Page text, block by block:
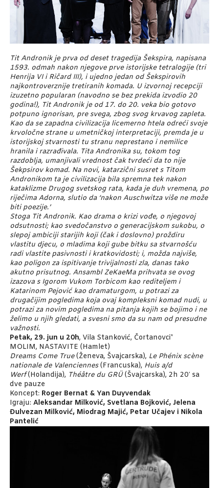
Tit Andronik je prva od deset tragedija Šekspira, napisana
1593. odmah nakon njegove prve istorijske tetralogije (tri
Henrija VI i Ričard III), i ujedno jedan od Šekspirovih
najkontroverznije tretiranih komada. U izvornoj recepciji
izuzetno popularan (navodno se bez prekida izvodio 20
godina!), Tit Andronik je od 17. do 20. veka bio gotovo
potpuno ignorisan, pre svega, zbog svog krvavog zapleta.
Kao da se zapadna civilizacija licemerno htela odreći svoje
krvoločne strane u umetničkoj interpretaciji, premda je u
istorijskoj stvarnosti tu stranu neprestano i nemilice
hranila i razrađivala. Tita Andronika su, tokom tog
razdoblja, umanjivali vrednost čak tvrdeći da to nije
Šekpsirov komad. Na novi, katarzični susret s Titom
Andronikom ta je civilizacija bila spremna tek nakon
kataklizme Drugog svetskog rata, kada je duh vremena, po
riječima Adorna, slutio da ‘nakon Auschwitza više ne može
biti poezije.’
Stoga Tit Andronik. Kao drama o krizi vođe, o njegovoj
odsutnosti; kao svedočanstvo o generacijskom sukobu, o
slepoj ambiciji starijih koji (čak i doslovno) proždiru
vlastitu djecu, o mladima koji gube bitku sa stvarnošću
radi vlastite pasivnosti i kratkovidosti; i, možda najviše,
kao poligon za ispitivanje trivijalnosti zla, danas tako
akutno prisutnog. Ansambl ZeKaeMa prihvata se ovog
izazova s Igorom Vukom Torbicom kao rediteljem i
Katarinom Pejović kao dramaturgom, u potrazi za
drugačijim pogledima koja ovaj kompleksni komad nudi, u
potrazi za novim pogledima na pitanja kojih se bojimo i ne
želimo u njih gledati, a svesni smo da su nam od presudne
važnosti.
Petak, 29. jun u 20h, Vila Stanković, Čortanovci*
MOLIM, NASTAVITE (Hamlet)
Dreams Come True(Ženeva, Švajcarska), Le Phénix scène
nationale de Valenciennes(Francuska), Huis a/d
Werf(Holandija), Théâtre du GRÜ(Švajcarska), 2h 20′ sa
dve pauze
Koncept: Roger Bernat & Yan Duyvendak
Igraju: Aleksandar Milković, Svetlana Bojković, Jelena
Đulvezan Milković, Miodrag Majić, Petar Učajev i Nikola
Pantelić